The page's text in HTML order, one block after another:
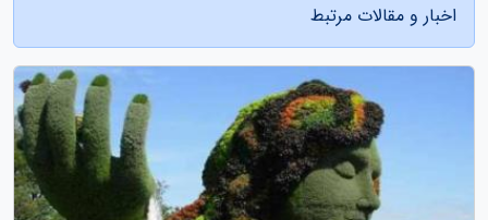
اخبار و مقالات مرتبط